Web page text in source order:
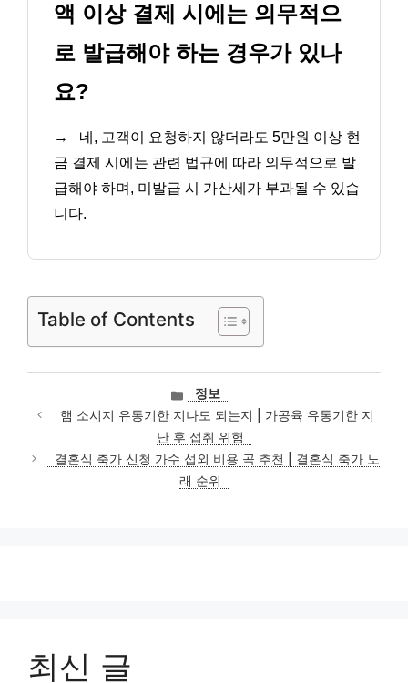
액 이상 결제 시에는 의무적으
로 발급해야 하는 경우가 있나
요?
→
네, 고객이 요청하지 않더라도 5만원 이상 현
금 결제 시에는 관련 법규에 따라 의무적으로 발
급해야 하며, 미발급 시 가산세가 부과될 수 있습
니다.
Table of Contents
카
테
고
리
정보
햄 소시지 유통기한 지나도 되는지 | 가공육 유통기한 지
난 후 섭취 위험
결혼식 축가 신청 가수 섭외 비용 곡 추천 | 결혼식 축가 노
래 순위
최신 글